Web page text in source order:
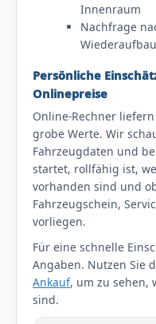
Innenraum
Nachfrage
Wiederaufbau
Persönliche
Onlinepreise
Online-Rechner
grobe Werte. Wir
Fahrzeugdaten und
startet, rollfähig ist,
vorhanden sind und
Fahrzeugschein,
vorliegen.
Für eine schnelle
Angaben. Nutzen Sie
Ankauf, um zu sehen,
sind.